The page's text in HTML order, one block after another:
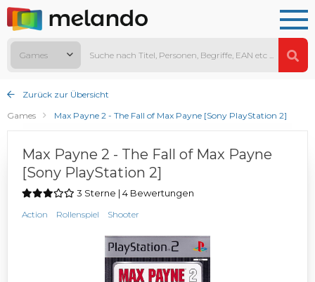
Games
Zurück zur Übersicht
Games
Max Payne 2 - The Fall of Max Payne [Sony PlayStation 2]
Max Payne 2 - The Fall of Max Payne
[Sony PlayStation 2]
3 Sterne | 4 Bewertungen
Action Rollenspiel Shooter